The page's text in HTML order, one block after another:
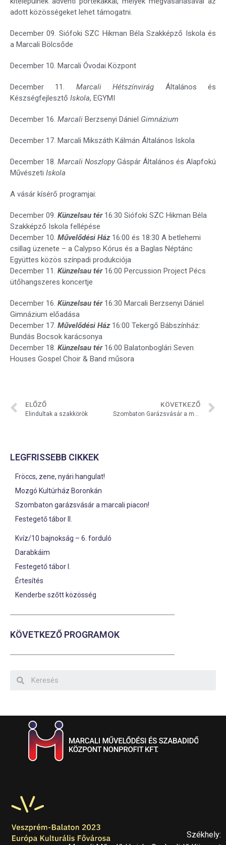
adott közösségeket lehet támogatni.
December 09. Siófoki SZC Hikman Béla Szakképző Iskola és
a Marcali Bölcsőde
December 10. Marcali Óvodai Központ
December 11. Marcali Hétszínvirág Általános és
Készségfejlesztő Iskola, EGYMI
December 16. Marcali Berzsenyi Dániel Gimnázium
December 17. Marcali Mikszáth Kálmán Általános Iskola
December 18. Marcali Noszlopy Gáspár Általános és Alapfokú
Művészeti Iskola
A vásár kísérő programjai:
December 09. Künzelsau tér16:30 Siófoki SZC Hikman Béla
Szakképző Iskola fellépése
December 10. Művelődési Ház16:00 és 18:30 A betlehemi
csillag üzenete – a Calypso Kórus és a Baglas Néptánc
Együttes közös színpadi produkciója
December 11. Künzelsau tér16:00 Percussion Project Pécs
ütőhangszeres koncertje
December 16. Künzelsau tér16:30 Marcali Berzsenyi Dániel
Gimnázium előadása
December 17. Művelődési Ház16:00 Tekergő Bábszínház:
Bundás Bocsok karácsonya
December 18. Künzelsau tér16:00 Balatonboglári Seven
Houses Gospel Choir & Band műsora
ELŐZŐ
Elindultak a szakkörök
KÖVETKEZŐ
Szombaton Garázsvásár a marcali piacon!
LEGFRISSEBB CIKKEK
Fröccs, zene, nyári hangulat!
Mozgó Kultúrház Boronkán
Szombaton garázsvásár a marcali piacon!
Festegető tábor II.
Kvíz/10 bajnokság – 6. forduló
Darabkáim
Festegető tábor I.
Értesítés
Kenderbe szőtt közösség
KÖVETKEZŐ PROGRAMOK
Székhely: